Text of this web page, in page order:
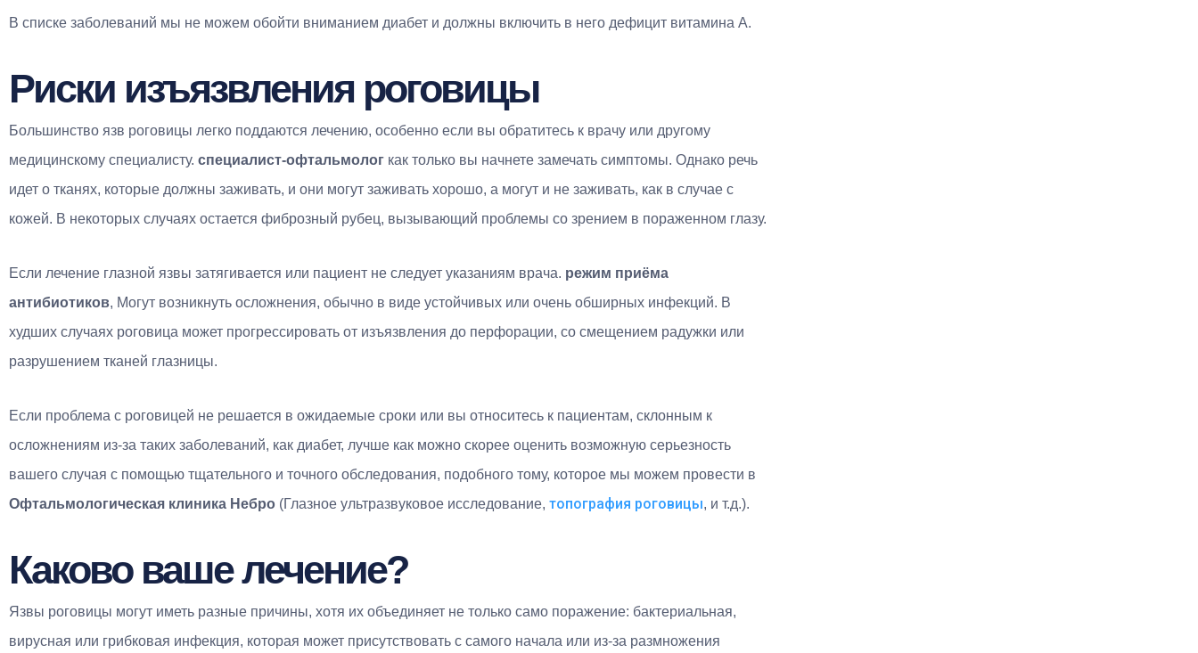
В списке заболеваний мы не можем обойти вниманием диабет и должны включить в него дефицит витамина А.
Риски изъязвления роговицы
Большинство язв роговицы легко поддаются лечению, особенно если вы обратитесь к врачу или другому
медицинскому специалисту. специалист-офтальмолог как только вы начнете замечать симптомы. Однако речь
идет о тканях, которые должны заживать, и они могут заживать хорошо, а могут и не заживать, как в случае с
кожей. В некоторых случаях остается фиброзный рубец, вызывающий проблемы со зрением в пораженном глазу.
Если лечение глазной язвы затягивается или пациент не следует указаниям врача. режим приёма
антибиотиков, Могут возникнуть осложнения, обычно в виде устойчивых или очень обширных инфекций. В
худших случаях роговица может прогрессировать от изъязвления до перфорации, со смещением радужки или
разрушением тканей глазницы.
Если проблема с роговицей не решается в ожидаемые сроки или вы относитесь к пациентам, склонным к
осложнениям из-за таких заболеваний, как диабет, лучше как можно скорее оценить возможную серьезность
вашего случая с помощью тщательного и точного обследования, подобного тому, которое мы можем провести в
Офтальмологическая клиника Небро (Глазное ультразвуковое исследование, топография роговицы, и т.д.).
Каково ваше лечение?
Язвы роговицы могут иметь разные причины, хотя их объединяет не только само поражение: бактериальная,
вирусная или грибковая инфекция, которая может присутствовать с самого начала или из-за размножения